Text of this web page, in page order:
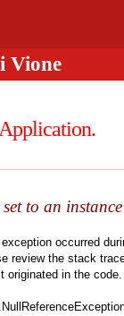
Vione
to an
occurred
review the stack
originated in the code.